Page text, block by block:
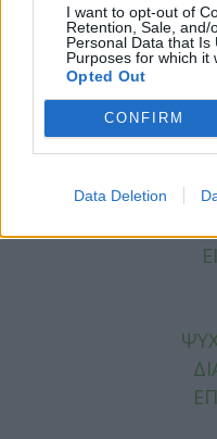
I want to opt-out of
Retention, Sale, and/
Personal Data that Is
Purposes for which it
Opted Out
CONFIRM
Data Deletion
Tags:ΑΔΩΝΙΣ
ΣΟΥΛΙΩΤΗΣ,
ΣΧΕΔΙΟ